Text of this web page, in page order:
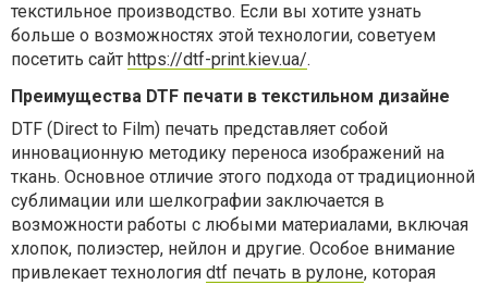
текстильное производство. Если вы хотите узнать
больше о возможностях этой технологии, советуем
посетить сайт https://dtf-print.kiev.ua/.
Преимущества DTF печати в текстильном дизайне
DTF (Direct to Film) печать представляет собой
инновационную методику переноса изображений на
ткань. Основное отличие этого подхода от традиционной
сублимации или шелкографии заключается в
возможности работы с любыми материалами, включая
хлопок, полиэстер, нейлон и другие. Особое внимание
привлекает технология dtf печать в рулоне, которая